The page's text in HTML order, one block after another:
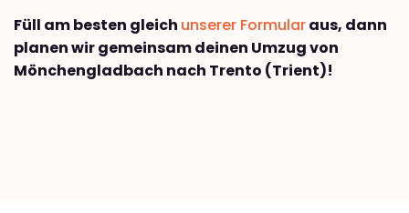
Füll am besten gleich unserer Formularaus, dann
planen wir gemeinsam deinen Umzug von
Mönchengladbach nach Trento (Trient)!